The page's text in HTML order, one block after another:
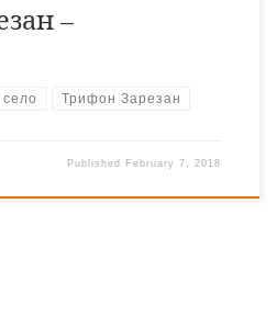
–
Трифон Зарезан
Published February 7, 2018